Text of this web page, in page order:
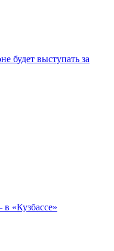
будет выступать за
«Кузбассе»